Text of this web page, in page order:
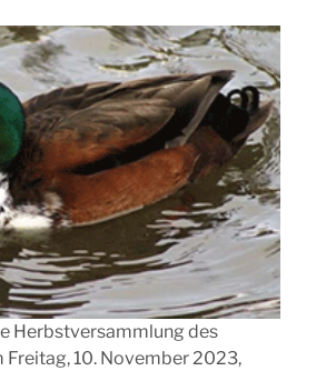
Herbstversammlung des
Freitag, 10. November 2023,